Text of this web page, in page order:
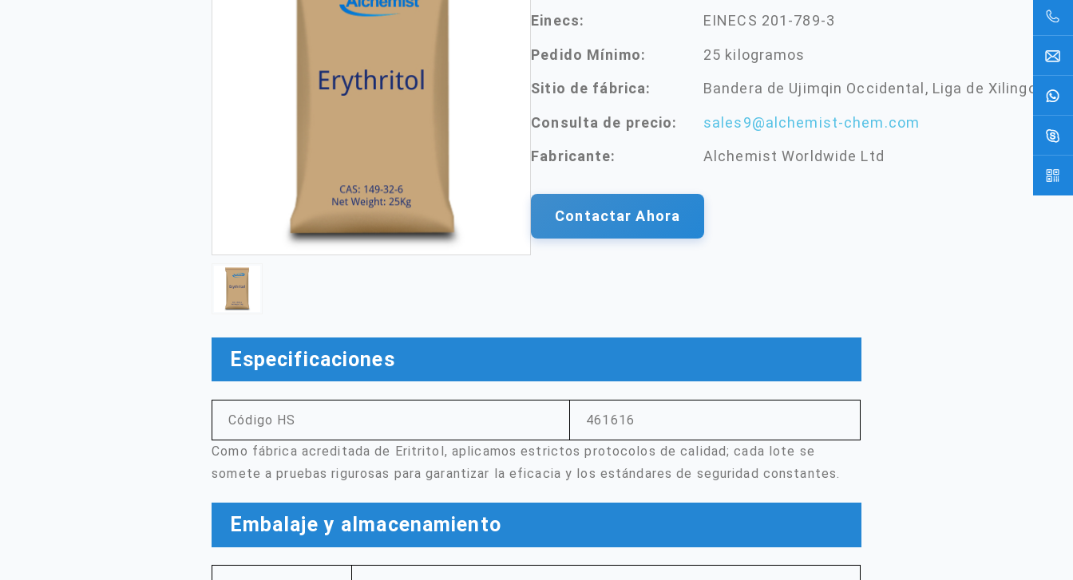
Einecs: EINECS 201-789-3
Pedido Mínimo: 25 kilogramos
Sitio de fábrica: Bandera de Ujimqin Occidental, Liga de Xilingol,
Consulta de precio: sales9@alchemist-chem.com
Fabricante: Alchemist Worldwide Ltd
Contactar Ahora
Especificaciones
Código HS 461616
Como fábrica acreditada de Eritritol, aplicamos estrictos protocolos de calidad; cada lote se
somete a pruebas rigurosas para garantizar la eficacia y los estándares de seguridad constantes.
Embalaje y almacenamiento